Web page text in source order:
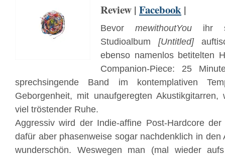
Review | Facebook |
Bevor mewithoutYou ihr
Studioalbum [Untitled]
ebenso namenlos betitelten
Companion-Piece: 25
sprechsingende Band im kontemplativen
Geborgenheit, mit unaufgeregten
viel tröstender Ruhe.
Aggressiv wird der Indie-affine Post-Hardcore
dafür aber phasenweise sogar nachdenklich in den
wunderschön. Weswegen man (mal wieder